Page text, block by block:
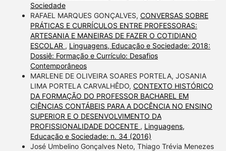
Sociedade
RAFAEL MARQUES GONÇALVES, CONVERSAS SOBRE
PRÁTICAS E CURRÍCULOS ENTRE PROFESSORAS:
ARTESANIA E MANEIRAS DE FAZER O COTIDIANO
ESCOLAR , Linguagens, Educação e Sociedade: 2018:
Dossiê: Formação e Currículo: Desafios
Contemporâneos
MARLENE DE OLIVEIRA SOARES PORTELA, JOSANIA
LIMA PORTELA CARVALHÊDO, CONTEXTO HISTÓRICO
DA FORMAÇÃO DO PROFESSOR BACHAREL EM
CIÊNCIAS CONTÁBEIS PARA A DOCÊNCIA NO ENSINO
SUPERIOR E O DESENVOLVIMENTO DA
PROFISSIONALIDADE DOCENTE , Linguagens,
Educação e Sociedade: n. 34 (2016)
José Umbelino Gonçalves Neto, Thiago Trévia Menezes